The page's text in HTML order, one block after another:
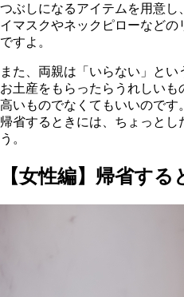
つぶしになるアイテムを用意
イマスクやネックピローなどの
ですよ。
また、両親は「いらない」と
お土産をもらったらうれしいも
高いものでなくてもいいのです
帰省するときには、ちょっとし
う。
【女性編】帰省す